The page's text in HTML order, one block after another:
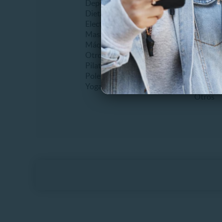
Deportes
Electroestimulación
Máquinas de ejercicio
Otros
Pilates
Pole dance
Yoga
Higiene
Planos
Sellantes
Otros